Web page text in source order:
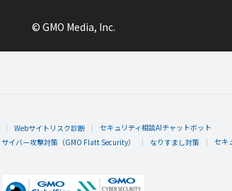
© GMO Media, Inc.
Webサイトリスク診断
セキュリティ相談AIチャットボット
サイバー攻撃対策（GMO Flatt Security） なりすまし対策 セキ